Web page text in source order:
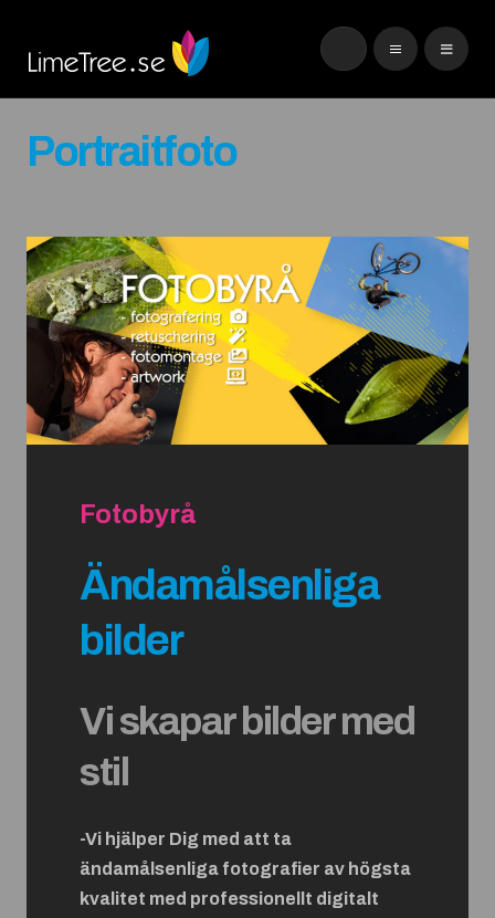
Portraitfoto
Fotobyrå
Ändamålsenliga
bilder
Vi skapar bilder med
stil
-Vi hjälper Dig med att ta
ändamålsenliga fotografier av högsta
kvalitet med professionellt digitalt